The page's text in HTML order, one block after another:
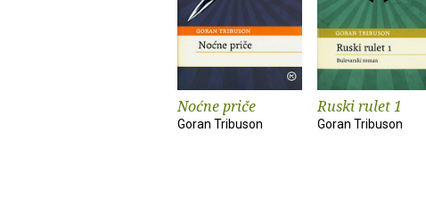
Noćne priče
Goran Tribuson
Ruski rulet 1
Goran Tribuson